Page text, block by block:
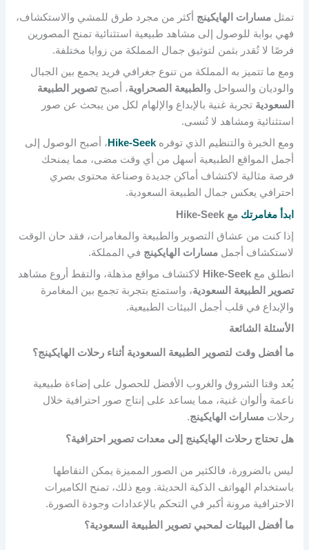
تمثلمسارات الهايكينج أكثر من مجرد طرق للمشي والاستكشاف،
فهي بوابة للوصول إلى مشاهد طبيعية استثنائية تمنح المصورين
فرصًا لا تُقدر بثمن لتوثيق جمال المملكة من زوايا مختلفة.
ومع ما تتميز به المملكة من تنوع جغرافي فريد يجمع بين الجبال
والوديان والسواحل و الطبيعة الصحراوية، أصبحتصوير الطبيعة
السعودية تجربة غنية بالإبداع والإلهام لكل من يبحث عن صور
استثنائية ومشاهد لا تُنسى.
ومع الخبرة والتنظيم الذي توفرهHike-Seek ، أصبح الوصول إلى
أجمل المواقع الطبيعية أسهل من أي وقت مضى، مما يمنحك
فرصة مثالية لاكتشاف أماكن جديدة وصناعة محتوى بصري
احترافي يعكس جمال الطبيعة السعودية.
ابدأ مغامرتك مع Hike-Seek
إذا كنت من عشاق التصوير والطبيعة والمغامرات، فقد حان الوقت
لاستكشاف أجملمسارات الهايكينج في المملكة.
انطلق معHike-Seek لاكتشاف مواقع مذهلة، والتقط أروع مشاهد
تصوير الطبيعة السعودية، واستمتع بتجربة تجمع بين المغامرة
والإبداع في قلب أجمل البيئات الطبيعية.
الأسئلة الشائعة
ما أفضل وقت لتصوير الطبيعة السعودية أثناء رحلات الهايكينج؟
يُعد وقتا الشروق والغروب الأفضل للحصول على إضاءة طبيعية
ناعمة وألوان غنية، مما يساعد على إنتاج صور احترافية خلال
رحلاتمسارات الهايكينج.
هل تحتاج رحلات الهايكينج إلى معدات تصوير احترافية؟
ليس بالضرورة، فالكثير من الصور المميزة يمكن التقاطها
باستخدام الهواتف الذكية الحديثة. ومع ذلك، تمنح الكاميرات
الاحترافية مرونة أكبر في التحكم بالإعدادات وجودة الصورة.
ما أفضل البيئات لمحبي تصوير الطبيعة السعودية؟